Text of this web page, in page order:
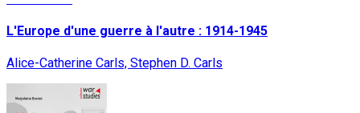
L'Europe d'une guerre à l'autre : 1914-1945
Alice-Catherine Carls, Stephen D. Carls